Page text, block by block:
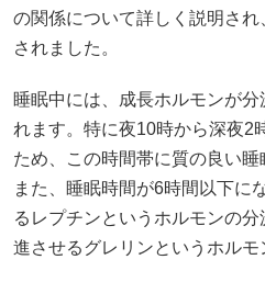
の関係について詳しく説明さ
されました。
睡眠中には、成長ホルモンが
れます。特に夜10時から深夜2
ため、この時間帯に質の良い睡
また、睡眠時間が6時間以下に
るレプチンというホルモンの
進させるグレリンというホルモ